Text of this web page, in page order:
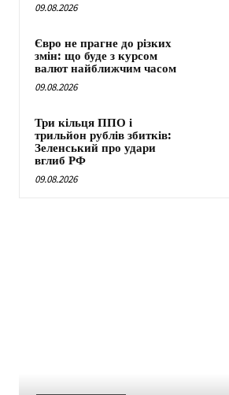
09.08.2026
Євро не прагне до різких
змін: що буде з курсом
валют найближчим часом
09.08.2026
Три кільця ППО і
трильйон рублів збитків:
Зеленський про удари
вглиб РФ
09.08.2026